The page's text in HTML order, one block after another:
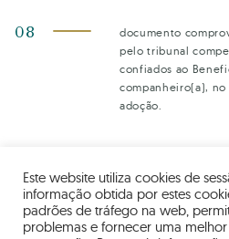
documento
pelo tribunal
confiados ao
companheiro(a),
adoção.
documentação adicional, para efeitos
Beneficiário.
Este website utiliza cookies de
informação obtida por estes
padrões de tráfego na web,
problemas e fornecer uma